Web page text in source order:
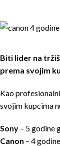
Biti lider na
prema svojim
Kao
svojim kupcima
Sony – 5 godine
Canon – 4